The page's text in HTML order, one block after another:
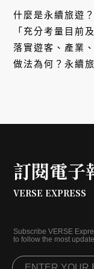
什麼是永續旅遊
「充分考量目前
落實遊客、產業
做法為何？永續
訂閱電子
VERSE EXPRESS
Subscribe VERSE
to follow the most